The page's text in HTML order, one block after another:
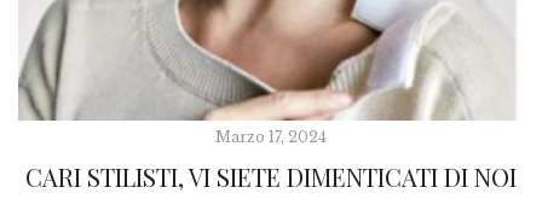
Marzo 17, 2024
CARI STILISTI, VI SIETE DIMENTICATI DI NOI